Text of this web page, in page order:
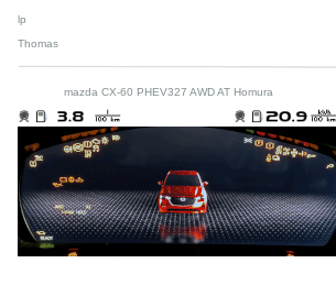
lp
Thomas
mazda CX-60 PHEV327 AWD AT Homura